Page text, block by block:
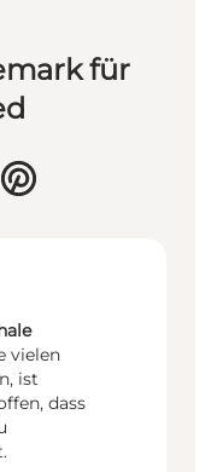
für
vielen
ist
dass